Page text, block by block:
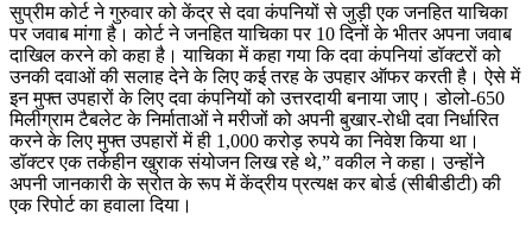
सुप्रीम कोर्ट ने गुरुवार को केंद्र से दवा कंपनियों से जुड़ी एक जनहित याचिका
पर जवाब मांगा है। कोर्ट ने जनहित याचिका पर 10 दिनों के भीतर अपना जवाब
दाखिल करने को कहा है। याचिका में कहा गया कि दवा कंपनियां डॉक्टरों को
उनकी दवाओं की सलाह देने के लिए कई तरह के उपहार ऑफर करती है। ऐसे में
इन मुफ्त उपहारों के लिए दवा कंपनियों को उत्तरदायी बनाया जाए। डोलो-650
मिलीग्राम टैबलेट के निर्माताओं ने मरीजों को अपनी बुखार-रोधी दवा निर्धारित
करने के लिए मुफ्त उपहारों में ही 1,000 करोड़ रुपये का निवेश किया था।
डॉक्टर एक तर्कहीन खुराक संयोजन लिख रहे थे,” वकील ने कहा। उन्होंने
अपनी जानकारी के स्रोत के रूप में केंद्रीय प्रत्यक्ष कर बोर्ड (सीबीडीटी) की
एक रिपोर्ट का हवाला दिया।